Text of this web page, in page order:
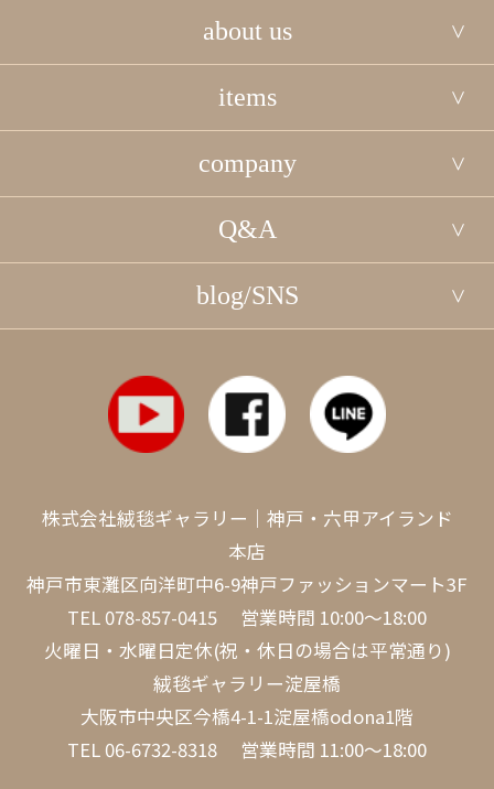
about us
items
company
Q&A
blog/SNS
株式会社絨毯ギャラリー｜神戸・六甲アイランド
本店
神戸市東灘区向洋町中6-9神戸ファッションマート3F
TEL 078-857-0415 営業時間 10:00～18:00
火曜日・水曜日定休(祝・休日の場合は平常通り)
絨毯ギャラリー淀屋橋
大阪市中央区今橋4-1-1淀屋橋odona1階
TEL 06-6732-8318 営業時間 11:00～18:00